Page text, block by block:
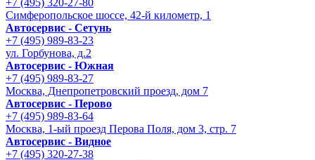
+7 (495) 320-27-80
Симферопольское шоссе, 42-й километр, 1
Автосервис - Сетунь
+7 (495) 989-83-23
ул. Горбунова, д.2
Автосервис - Южная
+7 (495) 989-83-27
Москва, Днепропетровский проезд, дом 7
Автосервис - Перово
+7 (495) 989-83-64
Москва, 1-ый проезд Перова Поля, дом 3, стр. 7
Автосервис - Видное
+7 (495) 320-27-38